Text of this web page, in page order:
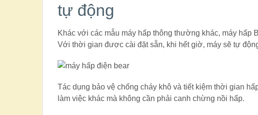
tự động
Khác với các mẫu máy hấp thông thường khác, máy hấp
Với thời gian được cài đặt sẵn, khi hết giờ, máy sẽ tự
Tác dụng bảo vệ chống cháy khô và tiết kiệm thời gian
làm việc khác mà không cần phải canh chừng nồi hấp.